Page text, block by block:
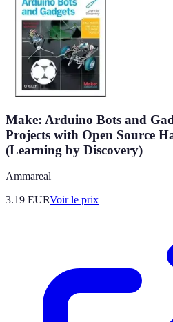
Make: Arduino Bots and
Projects with Open Source
(Learning by Discovery)
Ammareal
3.19 EURVoir le prix